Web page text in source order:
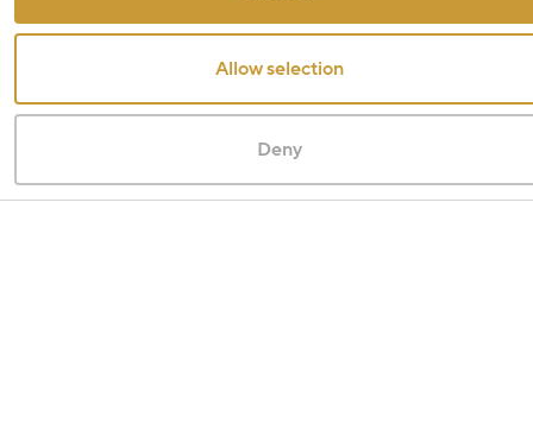
Allow selection
Deny